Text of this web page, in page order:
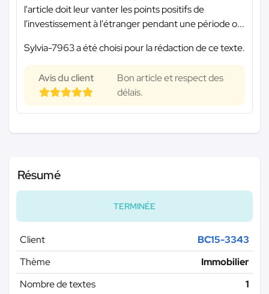
l'article doit leur vanter les points positifs de
l'investissement à l'étranger pendant une période o...
Sylvia-7963 a été choisi pour la rédaction de ce texte.
Avis du client
Bon article et respect des
délais.
Résumé
TERMINÉE
Client
BC15-3343
Thème
Immobilier
Nombre de textes
1